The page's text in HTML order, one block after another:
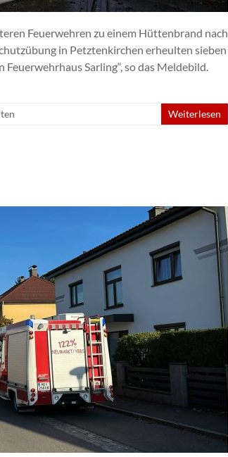
Feuerwehren zu einem Hüttenbrand nach
in Petztenkirchen erheulten sieben
Sarling“, so das Meldebild.
Weiterlesen